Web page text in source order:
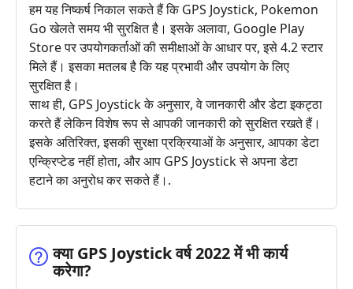
हम यह निष्कर्ष निकाल सकते हैं कि GPS Joystick, Pokemon
Go खेलते समय भी सुरक्षित है। इसके अलावा, Google Play
Store पर उपयोगकर्ताओं की समीक्षाओं के आधार पर, इसे 4.2 स्टार
मिले हैं। इसका मतलब है कि यह प्रभावी और उपयोग के लिए
सुरक्षित है।
साथ ही, GPS Joystick के अनुसार, वे जानकारी और डेटा इकट्ठा
करते हैं लेकिन विशेष रूप से आपकी जानकारी को सुरक्षित रखते हैं।
इसके अतिरिक्त, इसकी सुरक्षा प्रक्रियाओं के अनुसार, आपका डेटा
एन्क्रिप्टेड नहीं होता, और आप GPS Joystick से अपना डेटा
हटाने का अनुरोध कर सकते हैं।.
क्या GPS Joystick वर्ष 2022 में भी कार्य
करेगा?